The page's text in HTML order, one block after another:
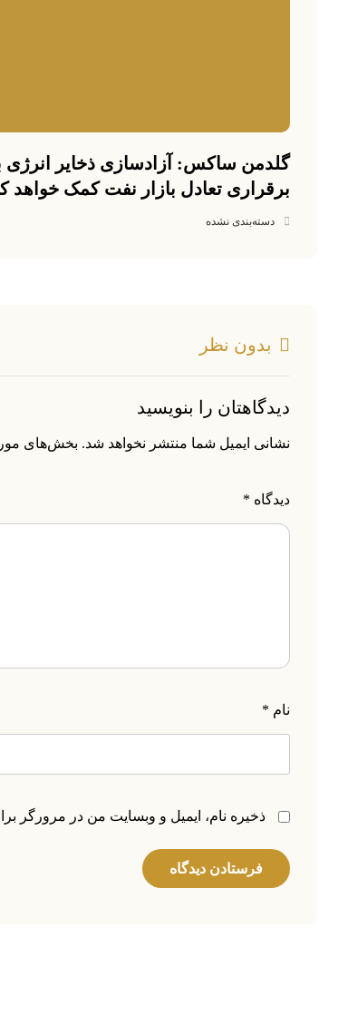
گلدمن ساکس: آزادسازی ذخایر انرژی
برقراری تعادل بازار نفت کمک خواهد
دسته‌بندی نشده
بدون نظر
دیدگاهتان را بنویسید
نشانی ایمیل شما منتشر نخواهد شد. بخش‌های
دیدگاه *
نام *
ذخیره نام، ایمیل و وبسایت من در مرورگر